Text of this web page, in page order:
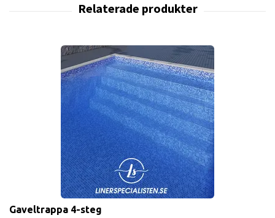
Gaveltrappa 4-steg